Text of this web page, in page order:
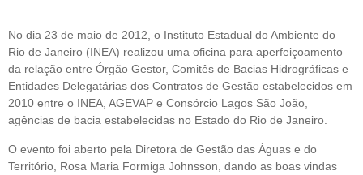
No dia 23 de maio de 2012, o Instituto Estadual do Ambiente do
Rio de Janeiro (INEA) realizou uma oficina para aperfeiçoamento
da relação entre Órgão Gestor, Comitês de Bacias Hidrográficas e
Entidades Delegatárias dos Contratos de Gestão estabelecidos em
2010 entre o INEA, AGEVAP e Consórcio Lagos São João,
agências de bacia estabelecidas no Estado do Rio de Janeiro.
O evento foi aberto pela Diretora de Gestão das Águas e do
Território, Rosa Maria Formiga Johnsson, dando as boas vindas